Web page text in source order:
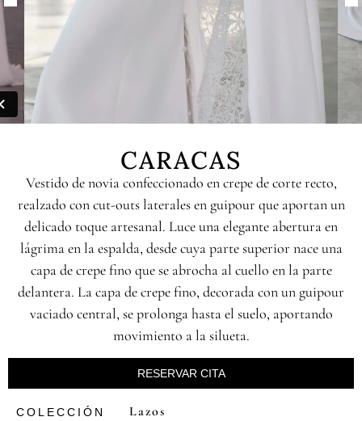
CARACAS
Vestido de novia confeccionado en crepe de corte recto,
realzado con cut-outs laterales en guipour que aportan un
delicado toque artesanal. Luce una elegante abertura en
lágrima en la espalda, desde cuya parte superior nace una
capa de crepe fino que se abrocha al cuello en la parte
delantera. La capa de crepe fino, decorada con un guipour
vaciado central, se prolonga hasta el suelo, aportando
movimiento a la silueta.
RESERVAR CITA
COLECCIÓN Lazos